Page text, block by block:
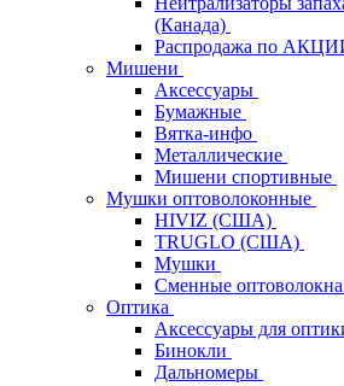
(Канада)
Распродажа по
Мишени
Аксессуары
Бумажные
Вятка-инфо
Металлические
Мишени спортивные
Мушки оптоволоконные
HIVIZ (США)
TRUGLO (США)
Мушки
Сменные
Оптика
Аксессуары для
Бинокли
Дальномеры